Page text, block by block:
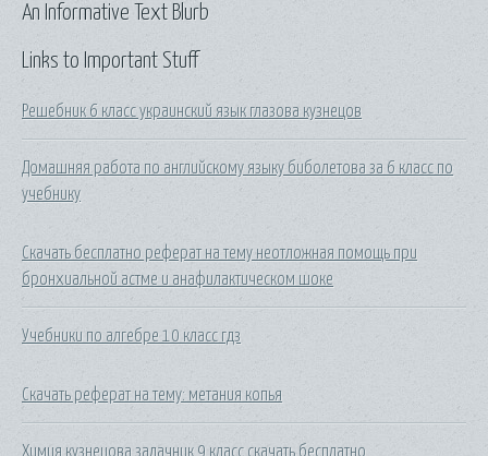
Links to Important Stuff
Решебник 6 класс украинский язык глазова кузнецов
Домашняя работа по английскому языку биболетова за 6 клаcc по
учебнику
Скачать бесплатно реферат на тему неотложная помощь при
бронхиальной астме и анафилактическом шоке
Учебники по алгебре 10 класс гдз
Скачать реферат на тему: метания копья
Химия кузнецова задачник 9 класс скачать бесплатно
An Informative Text Blurb